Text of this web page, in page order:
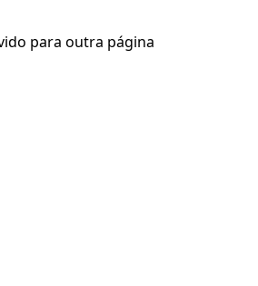
para outra página